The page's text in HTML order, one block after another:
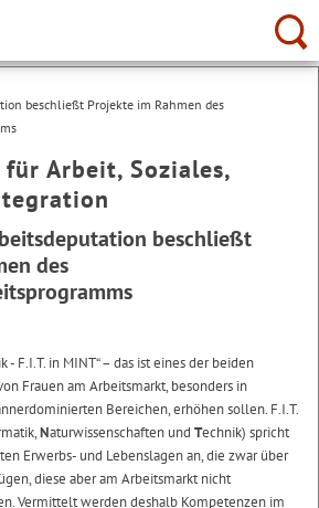
beschließt Projekte im Rahmen des
Arbeit, Soziales,
beschließt
des
- F.I.T. in MINT“ – das ist eines der beiden
Frauen am Arbeitsmarkt, besonders in
Bereichen, erhöhen sollen. F.I.T.
Naturwissenschaften und Technik) spricht
Erwerbs- und Lebenslagen an, die zwar über
diese aber am Arbeitsmarkt nicht
Vermittelt werden deshalb Kompetenzen im